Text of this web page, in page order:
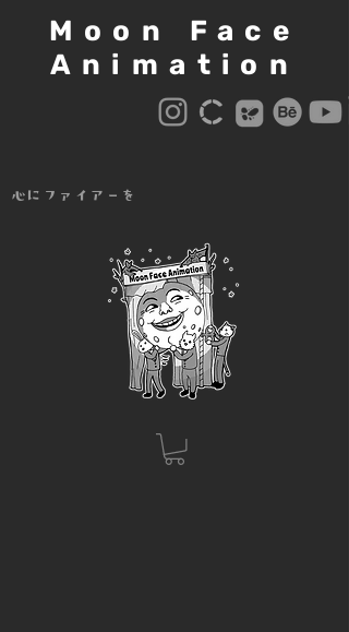
Moon Face
Animation
心にファイアーを